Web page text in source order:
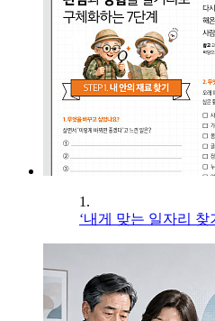
1.
‘내게 맞는 일자리 찾